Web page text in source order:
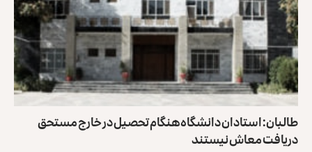
طالبان: استادان دانشگاه هنگام تحصیل در خارج مستحق
دریافت معاش نیستند